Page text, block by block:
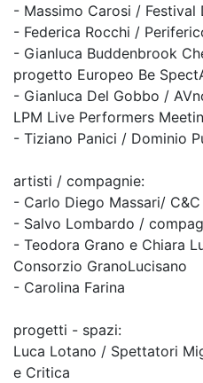
- Massimo Carosi / Festival
- Federica Rocchi /
- Gianluca Buddenbrook
progetto Europeo Be
- Gianluca Del Gobbo /
LPM Live Performers
- Tiziano Panici / Dominio
artisti / compagnie:
- Carlo Diego Massari/
- Salvo Lombardo /
- Teodora Grano e Chiara
Consorzio GranoLucisano
- Carolina Farina
progetti - spazi:
Luca Lotano / Spettatori
e Critica